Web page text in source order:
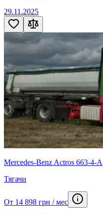
29.11.2025
Mercedes-Benz Actros 663-4-А
Тягачи
От 14 898 грн / мес